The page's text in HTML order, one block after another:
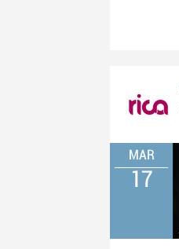
MAR
17